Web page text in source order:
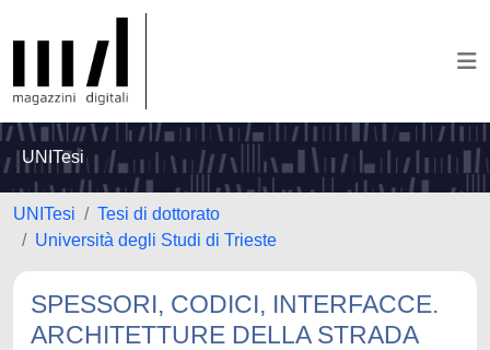
UNITesi
UNITesi
Tesi di dottorato
Università degli Studi di Trieste
SPESSORI, CODICI, INTERFACCE.
ARCHITETTURE DELLA STRADA